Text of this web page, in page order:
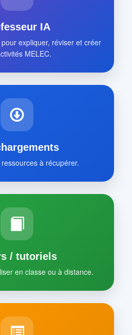
IA
expliquer, réviser et créer
MELEC.
à récupérer.
/ tutoriels
en classe ou à distance.